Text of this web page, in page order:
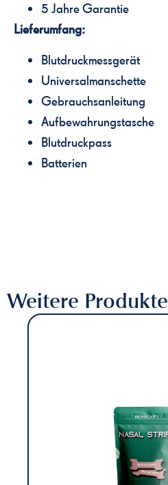
5 Jahre Garantie
Lieferumfang:
Blutdruckmessgerät
Universalmanschette
Gebrauchsanleitung
Aufbewahrungstasche
Blutdruckpass
Batterien
Weitere Produkte